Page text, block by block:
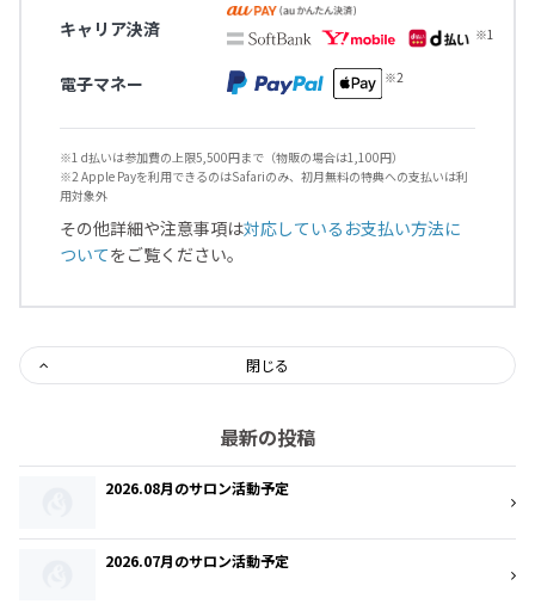
キャリア決済
電子マネー
※1 d払いは参加費の上限5,500円まで（物販の場合は1,100円）
※2 Apple Payを利用できるのはSafariのみ、初月無料の特典への支払いは利
用対象外
その他詳細や注意事項は対応しているお支払い方法に
ついてをご覧ください。
閉じる
最新の投稿
2026.08月のサロン活動予定
2026.07月のサロン活動予定